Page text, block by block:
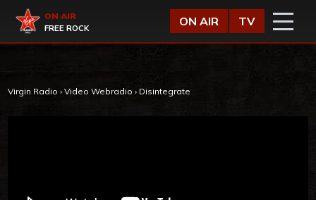
Virgin Radio
ON AIR
FREE ROCK
ON AIR TV
Virgin Radio › Video Webradio › Disintegrate